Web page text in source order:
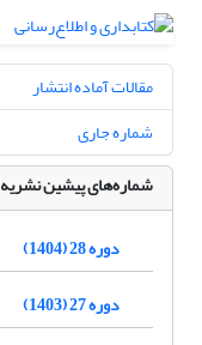
مقالات آماده انتشار
شماره جاری
شماره‌های پیشین نشریه
دوره 28 (1404)
دوره 27 (1403)